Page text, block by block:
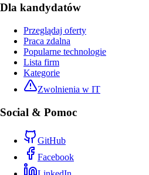
Dla kandydatów
Przeglądaj oferty
Praca zdalna
Popularne technologie
Lista firm
Kategorie
Zwolnienia w IT
Social & Pomoc
GitHub
Facebook